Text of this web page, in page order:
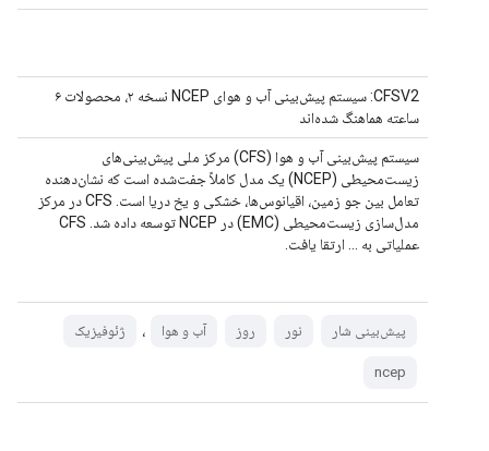
CFSV2: سیستم پیش‌بینی آب و هوای NCEP نسخه ۲، محصولات ۶
ساعته هماهنگ شده‌اند
سیستم پیش‌بینی آب و هوا (CFS) مرکز ملی پیش‌بینی‌های
زیست‌محیطی (NCEP) یک مدل کاملاً جفت‌شده است که نشان‌دهنده
تعامل بین جو زمین، اقیانوس‌ها، خشکی و یخ دریا است. CFS در مرکز
مدل‌سازی زیست‌محیطی (EMC) در NCEP توسعه داده شد. CFS
عملیاتی به ... ارتقا یافت.
پیش‌بینی شار نور روز آب و هوا ، ژئوفیزیک
ncep